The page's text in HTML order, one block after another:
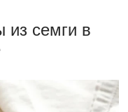
из семги в